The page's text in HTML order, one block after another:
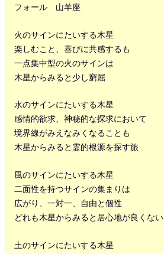
フォール 山羊座
火のサインにたいする木星
楽しむこと、喜びに共感するも
一点集中型の火のサインは
木星からみると少し窮屈
水のサインにたいする木星
感情的欲求、神秘的な探求において
境界線がみえなみくなることも
木星からみると霊的根源を探す旅
風のサインにたいする木星
二面性を持つサインの集まりは
広がり、一対一、自由と個性
どれも木星からみると居心地が良くない
土のサインにたいする木星